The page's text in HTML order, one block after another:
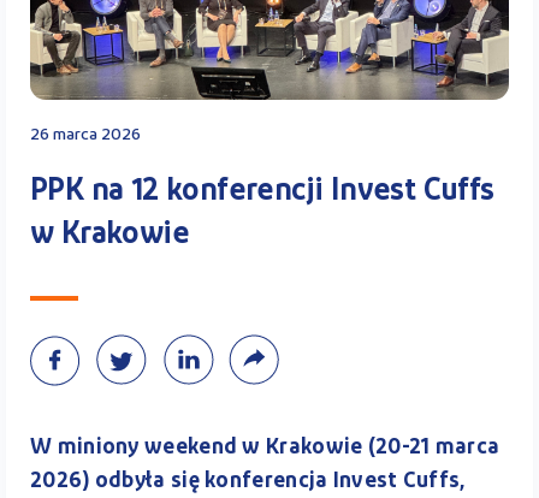
Kontakt
A
26 marca 2026
PPK na 12 konferencji Invest Cuffs
w Krakowie
W miniony weekend w Krakowie (20-21 marca
2026) odbyła się konferencja Invest Cuffs,